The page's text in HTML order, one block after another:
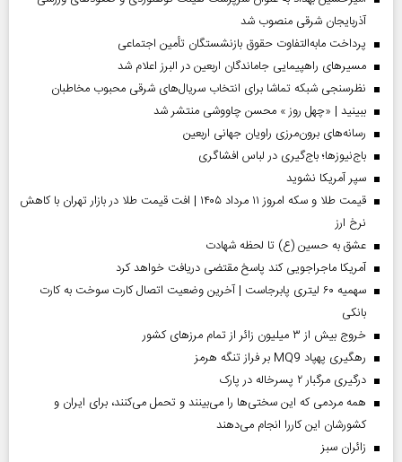
آذربایجان شرقی منصوب شد
پرداخت مابه‌التفاوت حقوق بازنشستگان تأمین اجتماعی
مسیر‌های راهپیمایی جاماندگان اربعین در البرز اعلام شد
نظرسنجی شبکه تماشا برای انتخاب سریال‌های شرقی محبوب مخاطبان
ببینید | «چهل روز » محسن چاووشی منتشر شد
رسانه‌های برون‌مرزی راویان جهانی اربعین
باج‌نیوزها؛ باج‌گیری در لباس افشاگری
سپر آمریکا نشوید
قیمت طلا و سکه امروز ۱۱ مرداد ۱۴۰۵ | افت قیمت طلا در بازار تهران با کاهش
نرخ ارز
عشق به حسین (ع) تا لحظه شهادت
آمریکا ماجراجویی کند پاسخ مقتضی دریافت خواهد کرد
سهمیه ۶۰ لیتری پابرجاست | آخرین وضعیت اتصال کارت سوخت به کارت
بانکی
خروج بیش از ۳ میلیون زائر از تمام مرز‌های کشور
رهگیری پهپاد MQ9 بر فراز تنگه هرمز
درگیری مرگبار ۲ پسرخاله در پارک
همه مردمی که این سختی‌ها را می‌بینند و تحمل می‌کنند، برای ایران و
کشورشان این کاررا انجام می‌دهند
‌زائران سبز